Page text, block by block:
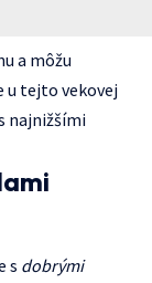
a môžu
u tejto vekovej
najnižšími
s dobrými